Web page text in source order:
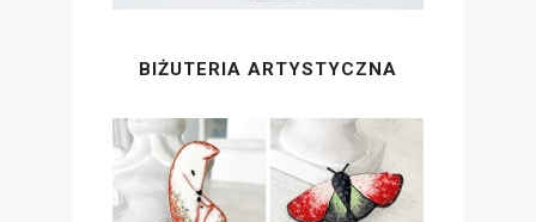
BIŻUTERIA ARTYSTYCZNA